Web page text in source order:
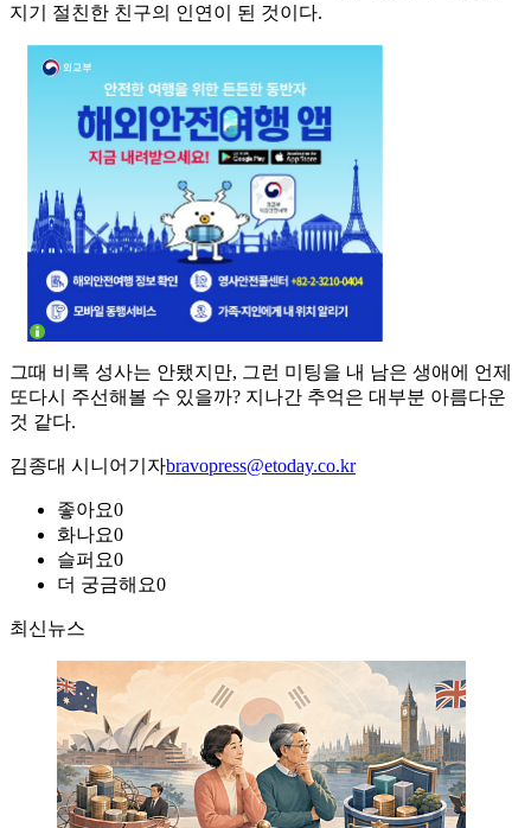
지기 절친한 친구의 인연이 된 것이다.
그때 비록 성사는 안됐지만, 그런 미팅을 내 남은 생애에 언제
또다시 주선해볼 수 있을까? 지나간 추억은 대부분 아름다운
것 같다.
김종대 시니어기자bravopress@etoday.co.kr
좋아요0
화나요0
슬퍼요0
더 궁금해요0
최신뉴스